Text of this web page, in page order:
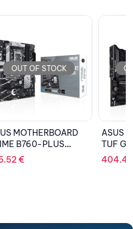
OUT OF STOCK
ASUS MOTHERBOARD
TUF GAMING Z790-
PLUS WIFI D4, 1700,
404.44